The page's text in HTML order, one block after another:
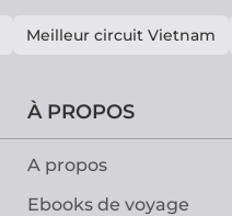
Meilleur circuit Vietnam
À PROPOS
A propos
Ebooks de voyage